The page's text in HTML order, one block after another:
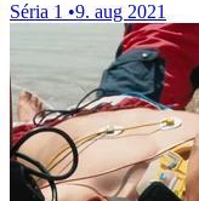
Séria 1 •9. aug 2021